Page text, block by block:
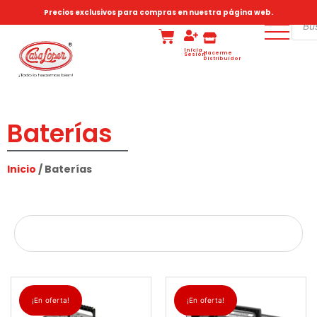
Precios exclusivos para compras en nuestra página web.
Inicia
SesiónHacerme
Distribuidor
Baterías
Inicio / Baterías
¡En oferta! ¡En oferta!